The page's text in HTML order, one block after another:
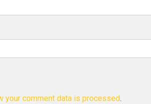
your comment data is processed.